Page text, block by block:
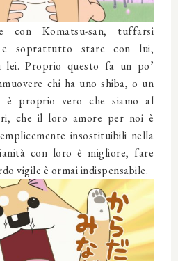
con Komatsu-san, tuffarsi
e soprattutto stare con lui,
lei. Proprio questo fa un po’
chi ha uno shiba, o un
è proprio vero che siamo al
che il loro amore per noi è
insostituibili nella
con loro è migliore, fare
vigile è ormai indispensabile.